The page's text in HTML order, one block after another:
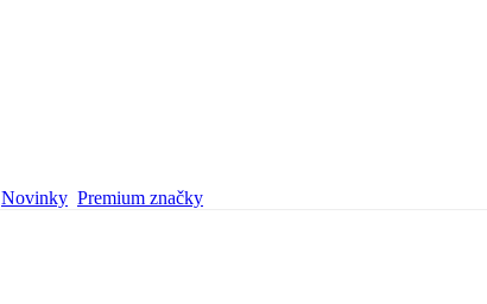
Novinky Premium značky